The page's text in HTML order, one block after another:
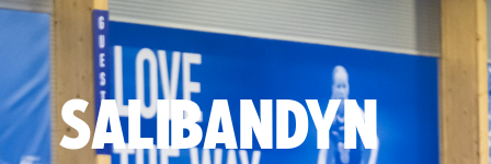
SALIBANDYN